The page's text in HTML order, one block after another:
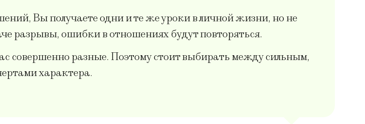
Вы получаете одни и те же уроки в личной жизни, но не
разрывы, ошибки в отношениях будут повторяться.
совершенно разные. Поэтому стоит выбирать между сильным,
характера.